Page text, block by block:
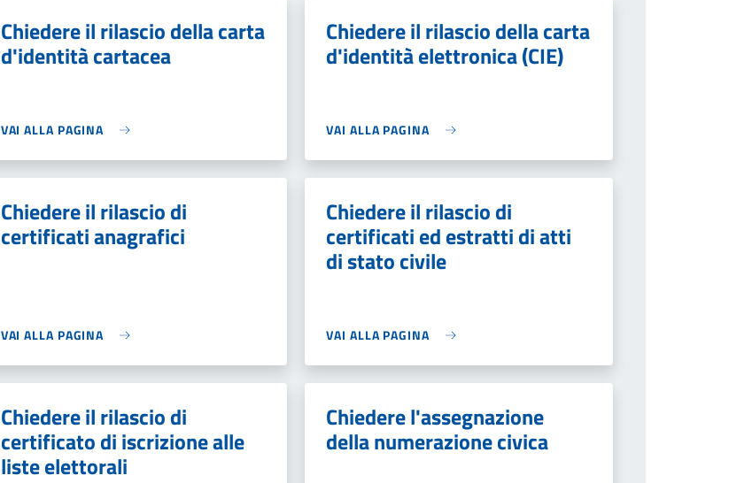
Chiedere il rilascio della carta
d'identità cartacea
VAI ALLA PAGINA
Chiedere il rilascio della carta
d'identità elettronica (CIE)
VAI ALLA PAGINA
Chiedere il rilascio di
certificati anagrafici
VAI ALLA PAGINA
Chiedere il rilascio di
certificati ed estratti di atti
di stato civile
VAI ALLA PAGINA
Chiedere il rilascio di
certificato di iscrizione alle
liste elettorali
Chiedere l'assegnazione
della numerazione civica